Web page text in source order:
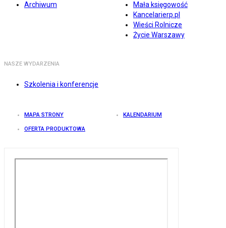
Archiwum
Mała księgowość
Kancelarierp.pl
Wieści Rolnicze
Życie Warszawy
NASZE WYDARZENIA
Szkolenia i konferencje
MAPA STRONY KALENDARIUM
OFERTA PRODUKTOWA